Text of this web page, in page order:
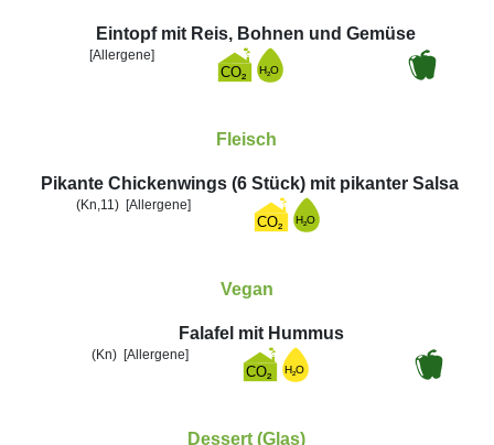
Eintopf mit Reis, Bohnen und Gemüse
[Allergene]
Fleisch
Pikante Chickenwings (6 Stück) mit pikanter Salsa
(Kn,11) [Allergene]
Vegan
Falafel mit Hummus
(Kn) [Allergene]
Dessert (Glas)